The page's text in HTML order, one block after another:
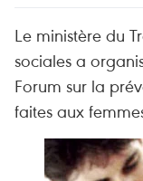
Le ministère du
sociales a
Forum sur la
faites aux